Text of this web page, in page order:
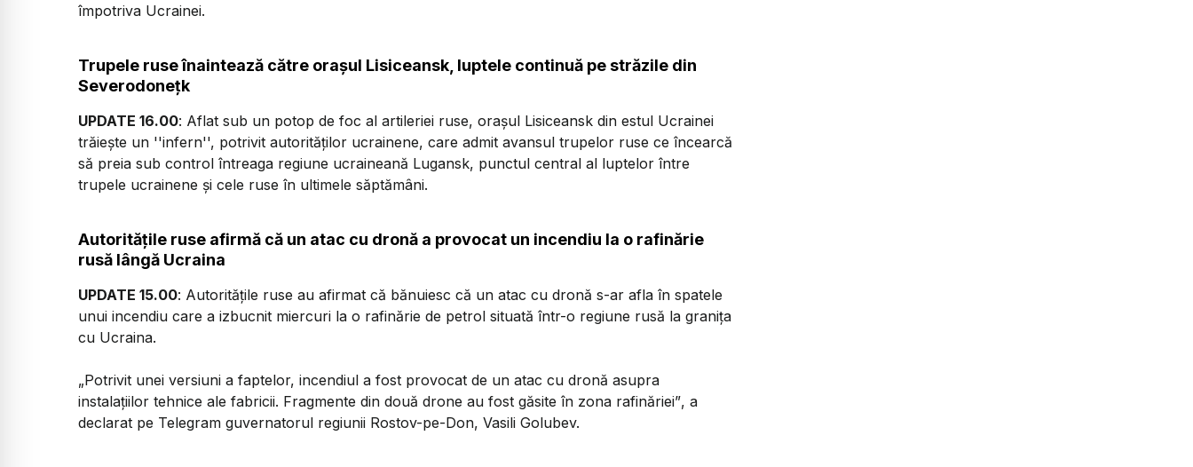
împotriva Ucrainei.
Trupele ruse înaintează către oraşul Lisiceansk, luptele continuă pe străzile din
Severodoneţk
UPDATE 16.00: Aflat sub un potop de foc al artileriei ruse, oraşul Lisiceansk din estul Ucrainei
trăieşte un ''infern'', potrivit autorităţilor ucrainene, care admit avansul trupelor ruse ce încearcă
să preia sub control întreaga regiune ucraineană Lugansk, punctul central al luptelor între
trupele ucrainene şi cele ruse în ultimele săptămâni.
Autorităţile ruse afirmă că un atac cu dronă a provocat un incendiu la o rafinărie
rusă lângă Ucraina
UPDATE 15.00: Autorităţile ruse au afirmat că bănuiesc că un atac cu dronă s-ar afla în spatele
unui incendiu care a izbucnit miercuri la o rafinărie de petrol situată într-o regiune rusă la graniţa
cu Ucraina.
„Potrivit unei versiuni a faptelor, incendiul a fost provocat de un atac cu dronă asupra
instalaţiilor tehnice ale fabricii. Fragmente din două drone au fost găsite în zona rafinăriei”, a
declarat pe Telegram guvernatorul regiunii Rostov-pe-Don, Vasili Golubev.